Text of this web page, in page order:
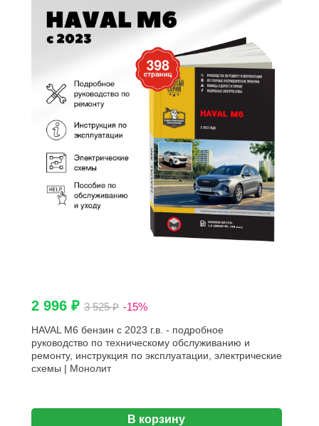
2 996 ₽ 3 525 ₽ -15%
HAVAL M6 бензин с 2023 г.в. - подробное
руководство по техническому обслуживанию и
ремонту, инструкция по эксплуатации, электрические
схемы | Монолит
В корзину